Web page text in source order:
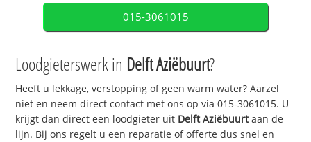
015-3061015
Loodgieterswerk in Delft Aziëbuurt?
Heeft u lekkage, verstopping of geen warm water? Aarzel
niet en neem direct contact met ons op via 015-3061015. U
krijgt dan direct een loodgieter uit Delft Aziëbuurtaan de
lijn. Bij ons regelt u een reparatie of offerte dus snel en